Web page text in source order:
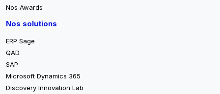
Nos Awards
Nos solutions
ERP Sage
QAD
SAP
Microsoft Dynamics 365
Discovery Innovation Lab